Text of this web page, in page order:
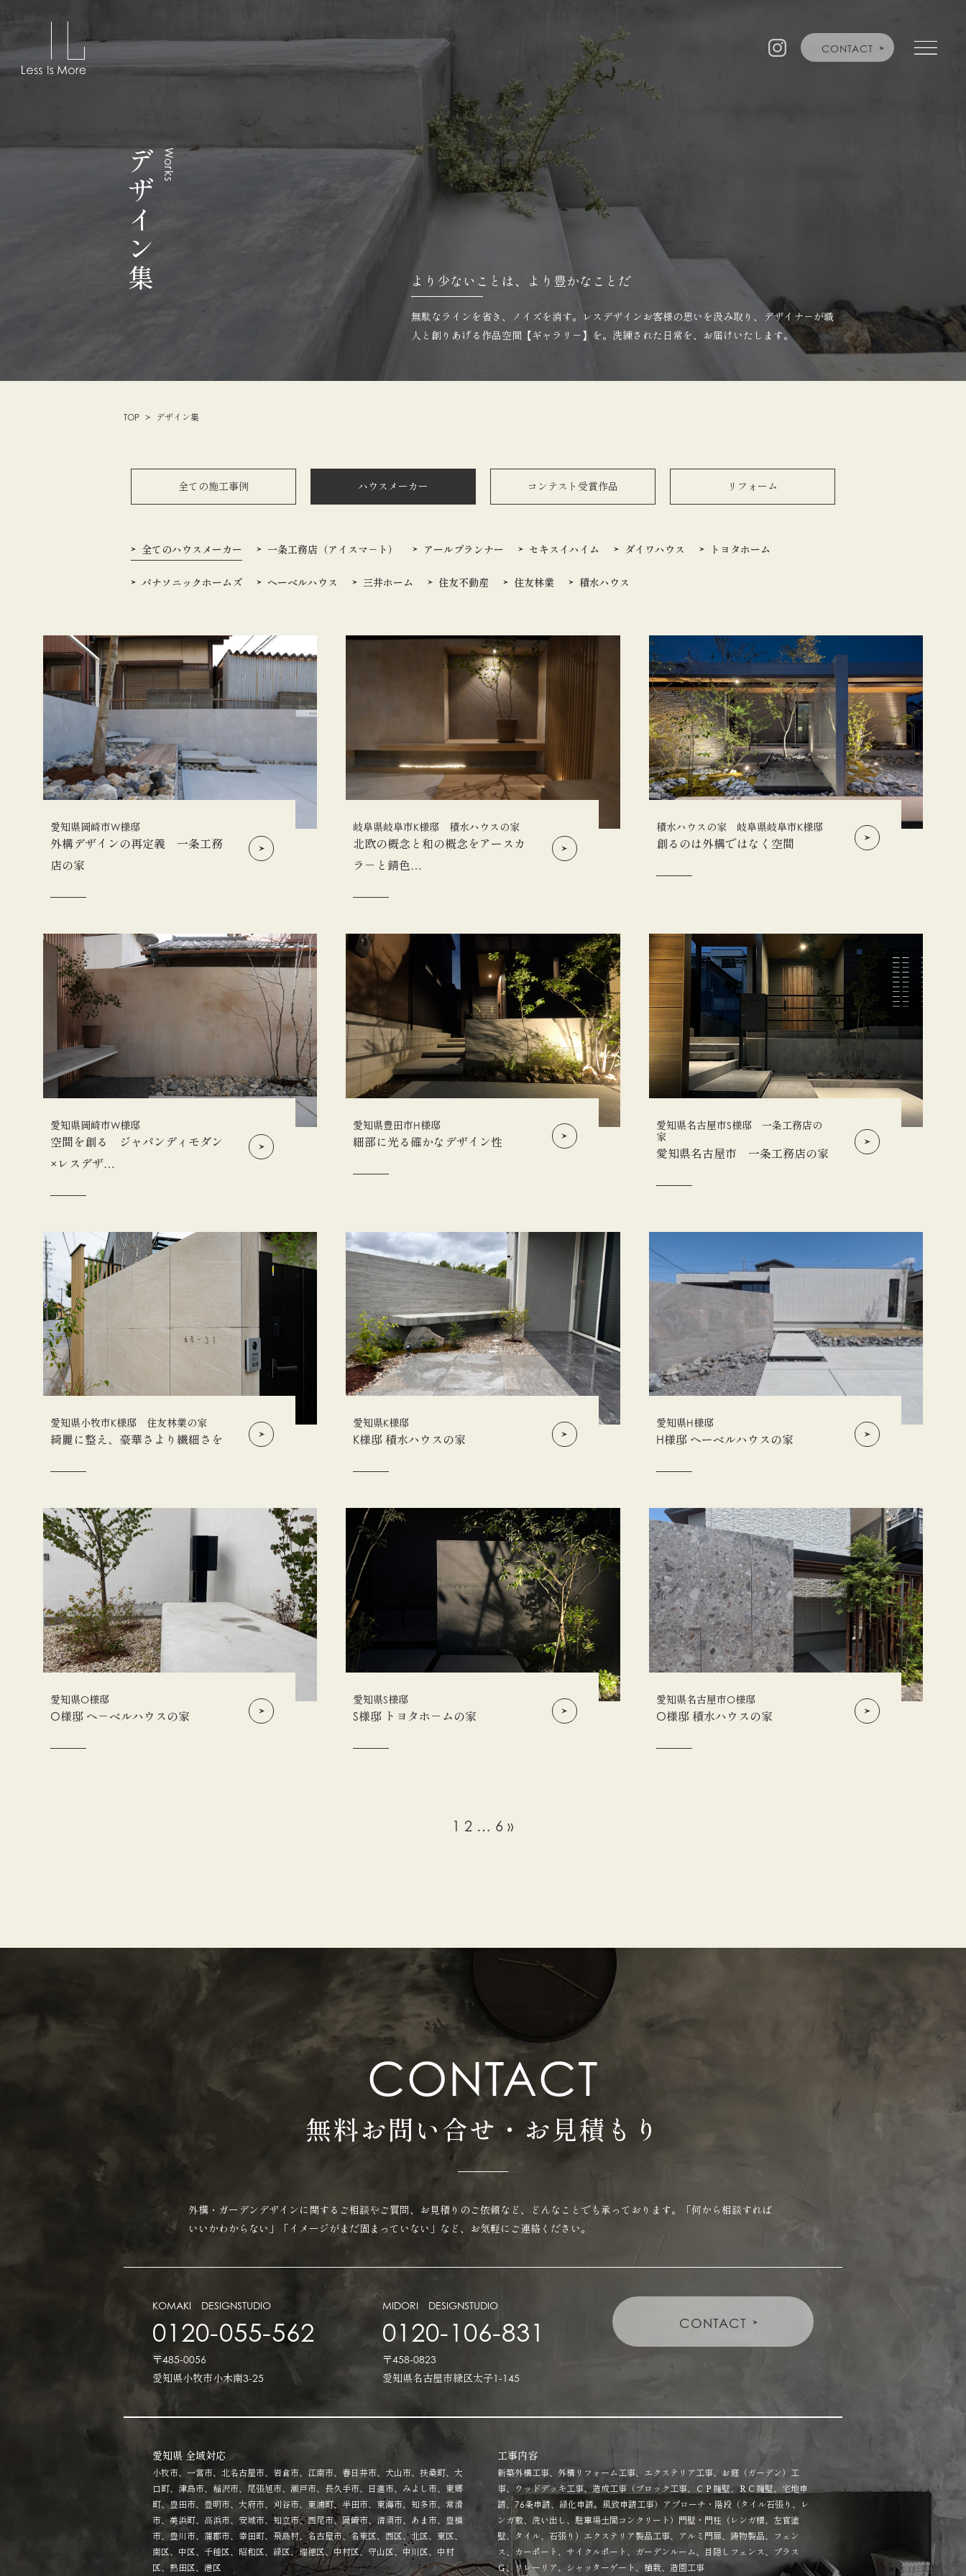
CONTACT
デザイン集 Works
より少ないことは、 より豊かなことだ
無駄なラインを省き、ノイズを消す。レスデザインお客様の思いを汲み取り、デザイナ－が職
人と創りあげる作品空間【ギャラリ－】を。洗練された日常を、お届けいたします。
TOP デザイン集
全ての施工事例 ハウスメーカー コンテスト受賞作品 リフォーム
全てのハウスメーカー 一条工務店 （アイスマ－ト） アールプランナー セキスイハイム ダイワハウス トヨタホーム
パナソニックホームズ ヘーベルハウス 三井ホーム 住友不動産 住友林業 積水ハウス
愛知県岡崎市W様邸
外構デザインの再定義 一条工務
店の家
岐阜県岐阜市K様邸 積水ハウスの家
北欧の概念と和の概念をアースカ
ラ－と錆色…
積水ハウスの家 岐阜県岐阜市K様邸
創るのは外構ではなく空間
愛知県岡崎市W様邸
空間を創る ジャパンディモダン
×レスデザ…
愛知県豊田市H様邸
細部に光る確かなデザイン性
愛知県名古屋市S様邸 一条工務店の
家
愛知県名古屋市 一条工務店の家
愛知県小牧市K様邸 住友林業の家
綺麗に整え、豪華さより繊細さを
愛知県K様邸
K様邸 積水ハウスの家
愛知県H様邸
H様邸 ヘーベルハウスの家
愛知県O様邸
O様邸 ヘ－ベルハウスの家
愛知県S様邸
S様邸 トヨタホ－ムの家
愛知県名古屋市O様邸
O様邸 積水ハウスの家
1 2 … 6 »
CONTACT
無料お問い合せ・お見積もり
外構・ガーデンデザインに関するご相談やご質問、お見積りのご依頼など、どんなことでも承っております。「何から相談すれば
いいかわからない」「イメージがまだ固まっていない」など、お気軽にご連絡ください。
KOMAKI DESIGNSTUDIO
0120-055-562
〒485-0056
愛知県小牧市小木南3-25
MIDORI DESIGNSTUDIO
0120-106-831
〒458-0823
愛知県名古屋市緑区太子1-145
CONTACT
愛知県 全域対応
小牧市、一宮市、北名古屋市、岩倉市、江南市、春日井市、犬山市、扶桑町、大
口町、津島市、稲沢市、尾張旭市、瀬戸市、長久手市、日進市、みよし市、東郷
町、豊田市、豊明市、大府市、刈谷市、東浦町、半田市、東海市、知多市、常滑
市、美浜町、高浜市、安城市、知立市、西尾市、岡崎市、清須市、あま市、豊橋
市、豊川市、蒲郡市、幸田町、飛島村、名古屋市、名東区、西区、北区、東区、
南区、中区、千種区、昭和区、緑区、瑞穂区、中村区、守山区、中川区、中村
区、熱田区、港区
工事内容
新築外構工事、外構リフォーム工事、エクステリア工事、お庭（ガーデン）工
事、ウッドデッキ工事、造成工事（ブロック工事、ＣＰ擁壁、ＲＣ擁壁、宅地申
請、76条申請、緑化申請。風致申請工事）アプローチ・階段（タイル石張り、レ
ンガ敷、洗い出し、駐車場土間コンクリート）門壁・門柱（レンガ積、左官塗
壁、タイル、石張り）エクステリア製品工事、アルミ門扉、鋳物製品、フェン
ス、カーポート、サイクルポート、ガーデンルーム、目隠しフェンス、プラス
Ｇ、リレーリア、シャッターゲート、植栽、造園工事